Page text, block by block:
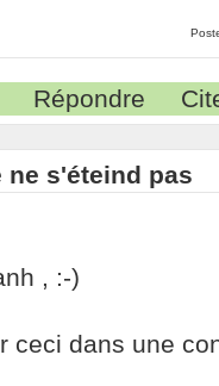
Répondre
ne s'éteind pas
, :-)
ceci dans une